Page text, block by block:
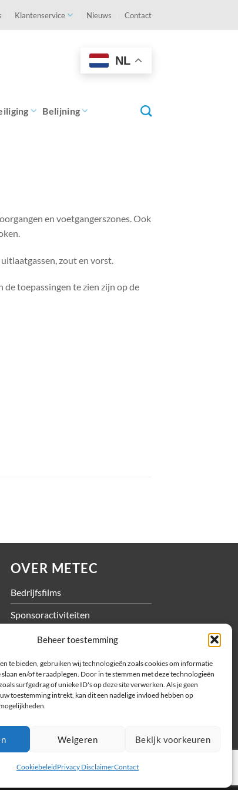
Beheer toestemming
te bieden, gebruiken wij technologieën zoals cookies om informatie
en/of te raadplegen. Door in te stemmen met deze technologieën
surfgedrag of unieke ID's op deze site verwerken. Als je geen
toestemming intrekt, kan dit een nadelige invloed hebben op
Weigeren Bekijk voorkeuren
CookiebeleidPrivacy DisclaimerContact
Klantenservice Nieuws Contact
NL
Belijning
en voetgangerszones. Ook
zout en vorst.
toepassingen te zien zijn op de
OVER METEC
Bedrijfsfilms
Sponsoractiviteiten
Vacatures